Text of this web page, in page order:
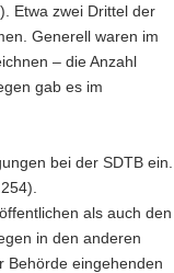
Etwa zwei Drittel der
Generell waren im
– die Anzahl
gab es im
bei der SDTB ein.
als auch den
in den anderen
Behörde eingehenden